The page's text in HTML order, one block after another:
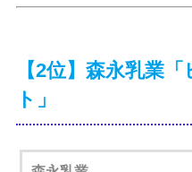
【2位】森永乳業
ト」